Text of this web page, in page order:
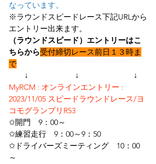
なっています。
※ラウンドスピードレース下記URLから
エントリー出来ます。
（ラウンドスピード）エントリーはこ
ちらから受付締切レース前日１３時ま
で
↓　　　　　　↓　　　　　　　↓
MyRCM : オンラインエントリー :
2023/11/05 スピードラウンドレース/ヨ
コモグランプリR53
✩開門　9：00～
✩練習走行　9：00～9：50
✩ドライバーズミーティング　10：00
～